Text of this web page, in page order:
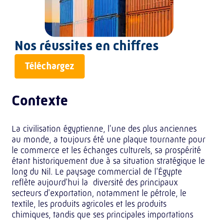
Nos réussites en chiffres
Téléchargez
Contexte
La civilisation égyptienne, l'une des plus anciennes
au monde, a toujours été une plaque tournante pour
le commerce et les échanges culturels, sa prospérité
étant historiquement due à sa situation stratégique le
long du Nil. Le paysage commercial de l'Égypte
reflète aujourd'hui la diversité des principaux
secteurs d'exportation, notamment le pétrole, le
textile, les produits agricoles et les produits
chimiques, tandis que ses principales importations